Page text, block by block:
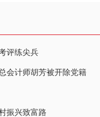
评练尖兵
会计师胡芳被开除党籍
振兴致富路